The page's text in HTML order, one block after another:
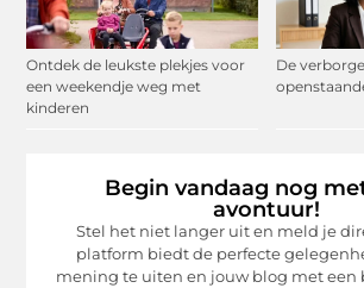
Ontdek de leukste plekjes voor
een weekendje weg met
kinderen
De
Begin vandaag nog
avontuur!
Stel het niet langer uit en meld je
platform biedt de perfecte
mening te uiten en jouw blog met een